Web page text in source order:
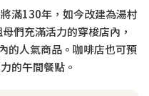
滿130年，如今改建為湯村
們充滿活力的穿梭店內，
的人氣商品。咖啡店也可預
的午間餐點。